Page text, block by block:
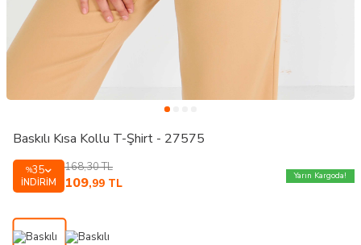
Baskılı Kısa Kollu T-Şhirt - 27575
%35
İNDIRIM
168,30TL
109,99 TL
Yarın Kargoda!